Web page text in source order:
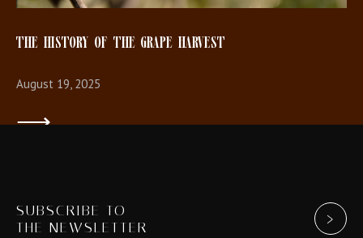
THE HISTORY OF THE GRAPE HARVEST
August 19, 2025
⟶
SUBSCRIBE TO
THE NEWSLETTER